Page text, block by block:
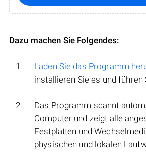
Dazu machen Sie Folgendes:
Laden Sie das Programm
installieren Sie es und führen
Das Programm scannt
Computer und zeigt alle
Festplatten und
physischen und lokalen